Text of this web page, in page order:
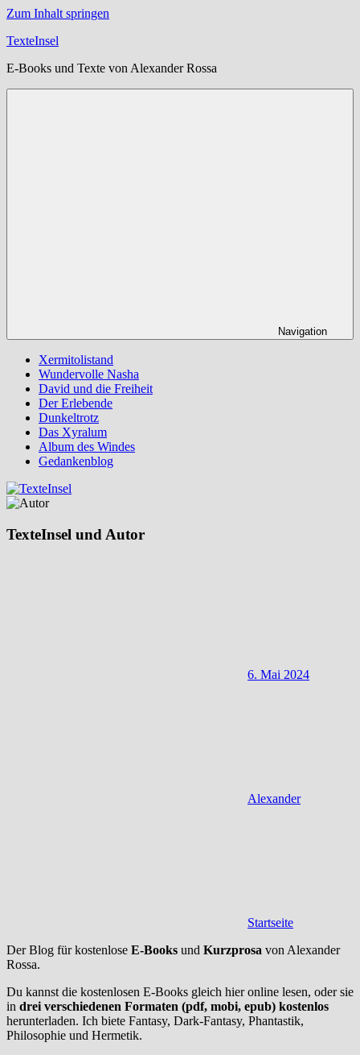
Zum Inhalt springen
TexteInsel
E-Books und Texte von Alexander Rossa
Navigation
Xermitolistand
Wundervolle Nasha
David und die Freiheit
Der Erlebende
Dunkeltrotz
Das Xyralum
Album des Windes
Gedankenblog
TexteInsel und Autor
6. Mai 2024
Alexander
Startseite
Der Blog für kostenlose E-Books und Kurzprosa von Alexander
Rossa.
Du kannst die kostenlosen E-Books gleich hier online lesen, oder sie
in drei verschiedenen Formaten (pdf, mobi, epub) kostenlos
herunterladen. Ich biete Fantasy, Dark-Fantasy, Phantastik,
Philosophie und Hermetik.